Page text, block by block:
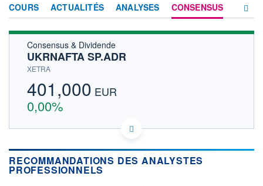
COURS ACTUALITÉS ANALYSES CONSENSUS
Consensus & Dividende
UKRNAFTA SP.ADR
XETRA
401,000 EUR
0,00%
US9037272047 UKAA
Politique d'exécution
Cotation sur les autres places
RECOMMANDATIONS DES ANALYSTES
PROFESSIONNELS